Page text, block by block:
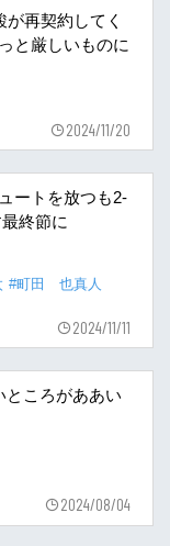
が再契約してく
と厳しいものに
2024/11/20
ートを放つも2-
終節に
#町田 也真人
2024/11/11
ところがああい
2024/08/04